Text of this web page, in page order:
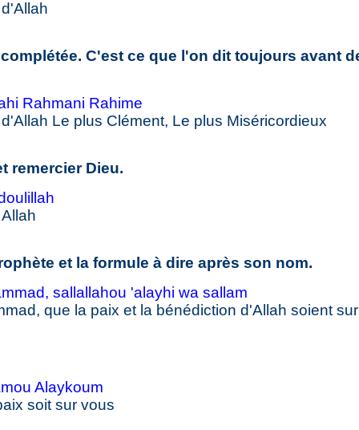
C'est ce que l'on dit toujours avant
Rahmani Rahime
Le plus Clément, Le plus Miséricordieux
remercier Dieu.
et la formule à dire après son nom.
sallallahou 'alayhi wa sallam
que la paix et la bénédiction d'Allah soient
Alaykoum
soit sur vous